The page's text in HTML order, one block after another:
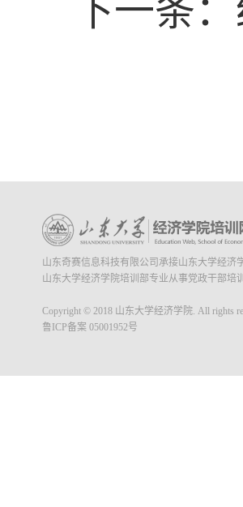
下一条：
山东奇赛信息科技有限公司承接山东大学经济
山东大学经济学院培训部专业从事党政干部培
Copyright © 2018 山东大学经济学院. All rights
鲁ICP备案 05001952号